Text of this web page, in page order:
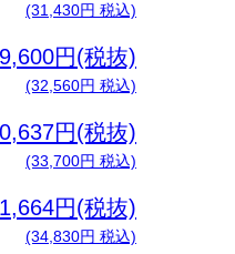
(31,430円 税込)
円(税抜)
(32,560円 税込)
円(税抜)
(33,700円 税込)
円(税抜)
(34,830円 税込)